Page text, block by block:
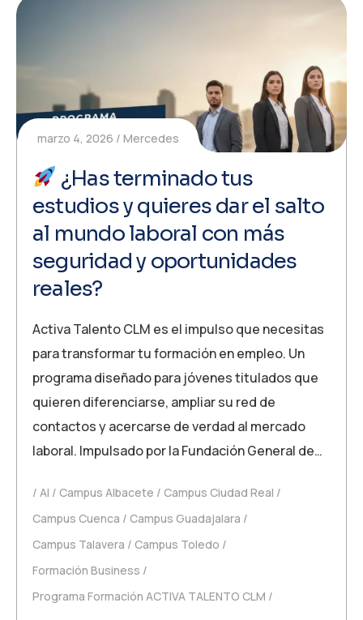
marzo 4, 2026 Mercedes
¿Has terminado tus
estudios y quieres dar el salto
al mundo laboral con más
seguridad y oportunidades
reales?
Activa Talento CLM es el impulso que necesitas
para transformar tu formación en empleo. Un
programa diseñado para jóvenes titulados que
quieren diferenciarse, ampliar su red de
contactos y acercarse de verdad al mercado
laboral. Impulsado por la Fundación General de…
AI Campus Albacete
Campus Ciudad Real
Campus Cuenca
Campus Guadajalara
Campus Talavera
Campus Toledo
Formación Business
Programa Formación ACTIVA TALENTO CLM